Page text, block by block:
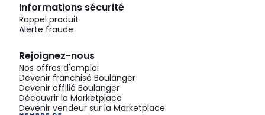
Informations sécurité
Rappel produit
Alerte fraude
Rejoignez-nous
Nos offres d'emploi
Devenir franchisé Boulanger
Devenir affilié Boulanger
Découvrir la Marketplace
Devenir vendeur sur la Marketplace